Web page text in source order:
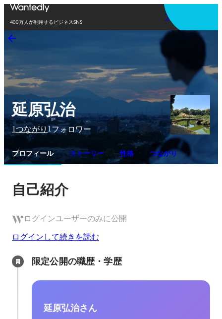
400万人が利用するビジネスSNS
アプリを使う
延原弘治
1つながり 1 フォロワー
プロフィール ストーリー 性格 つながり
自己紹介
ログインユーザーのみに公開
ログインして続きを読む
限定公開の職歴・学歴
延原弘治さん